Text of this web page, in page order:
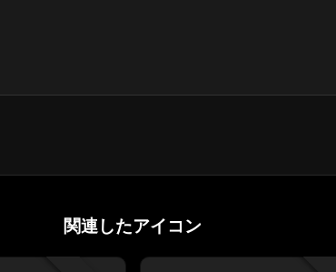
関連したアイコン